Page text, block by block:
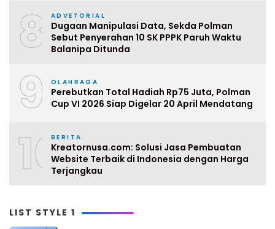
8 ADVETORIAL
Dugaan Manipulasi Data, Sekda Polman
Sebut Penyerahan 10 SK PPPK Paruh Waktu
Balanipa Ditunda
9 OLAHRAGA
Perebutkan Total Hadiah Rp75 Juta, Polman
Cup VI 2026 Siap Digelar 20 April Mendatang
10BERITA
Kreatornusa.com: Solusi Jasa Pembuatan
Website Terbaik di Indonesia dengan Harga
Terjangkau
LIST STYLE 1